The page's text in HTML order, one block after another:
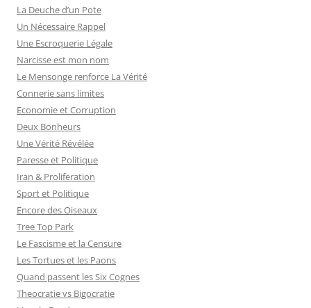
La Deuche d’un Pote
Un Nécessaire Rappel
Une Escroquerie Légale
Narcisse est mon nom
Le Mensonge renforce La Vérité
Connerie sans limites
Economie et Corruption
Deux Bonheurs
Une Vérité Révélée
Paresse et Politique
Iran & Proliferation
Sport et Politique
Encore des Oiseaux
Tree Top Park
Le Fascisme et la Censure
Les Tortues et les Paons
Quand passent les Six Cognes
Theocratie vs Bigocratie